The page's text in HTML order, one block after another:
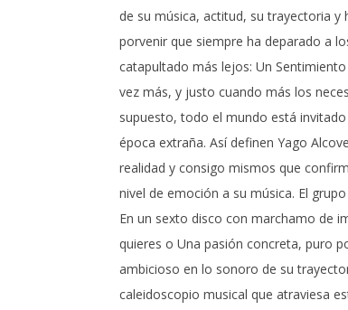
de su música, actitud, su trayectoria
porvenir que siempre ha deparado a
catapultado más lejos: Un Sentimiento
vez más, y justo cuando más los
supuesto, todo el mundo está
época extraña. Así definen Yago
realidad y consigo mismos que
nivel de emoción a su música. El
En un sexto disco con marchamo de
quieres o Una pasión concreta, puro
ambicioso en lo sonoro de su
caleidoscopio musical que atraviesa